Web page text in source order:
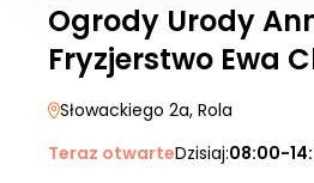
Ogrody Urody
Fryzjerstwo Ewa
Słowackiego 2a, Rola
Teraz otwarteDzisiaj:08:00-